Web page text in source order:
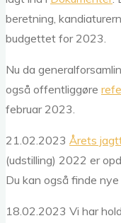
beretning,
budgettet for 2023.
Nu da
også offentliggøre
februar 2023.
21.02.2023 Årets
(udstilling) 2022 er
Du kan også finde
18.02.2023 Vi har